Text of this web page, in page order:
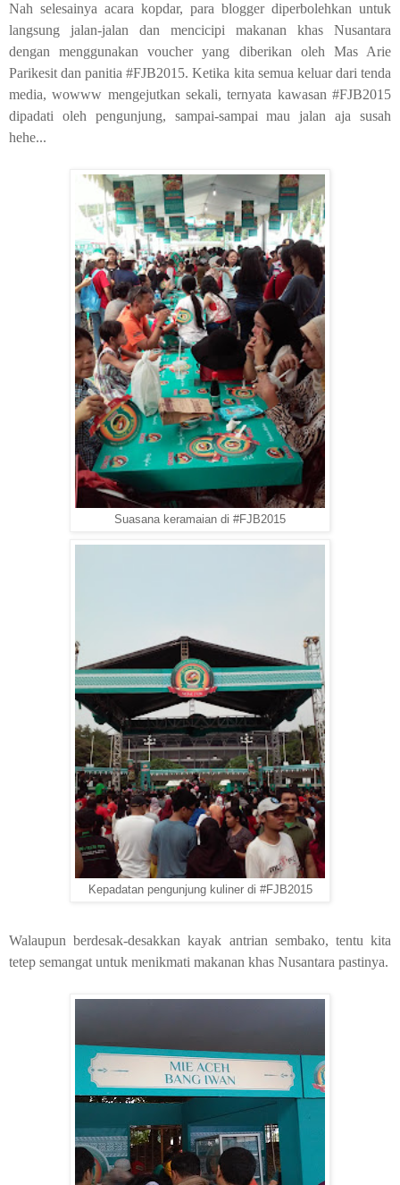
Nah selesainya acara kopdar, para blogger diperbolehkan untuk
langsung jalan-jalan dan mencicipi makanan khas Nusantara
dengan menggunakan voucher yang diberikan oleh Mas Arie
Parikesit dan panitia #FJB2015. Ketika kita semua keluar dari tenda
media, wowww mengejutkan sekali, ternyata kawasan #FJB2015
dipadati oleh pengunjung, sampai-sampai mau jalan aja susah
hehe...
Suasana keramaian di #FJB2015
Kepadatan pengunjung kuliner di #FJB2015
Walaupun berdesak-desakkan kayak antrian sembako, tentu kita
tetep semangat untuk menikmati makanan khas Nusantara pastinya.